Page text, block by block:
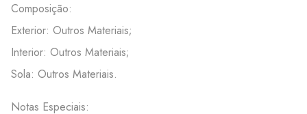
Composição:
Exterior: Outros Materiais;
Interior: Outros Materiais;
Sola: Outros Materiais.
Notas Especiais: